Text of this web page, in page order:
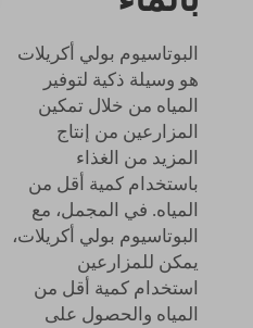
البوتاسيوم بولي أكريلات
هو وسيلة ذكية لتوفير
المياه من خلال تمكين
المزارعين من إنتاج
المزيد من الغذاء
باستخدام كمية أقل من
المياه. في المجمل، مع
البوتاسيوم بولي أكريلات،
يمكن للمزارعين
استخدام كمية أقل من
المياه والحصول على